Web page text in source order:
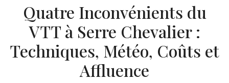
Quatre Inconvénients du
VTT à Serre Chevalier :
Techniques, Météo, Coûts et
Affluence